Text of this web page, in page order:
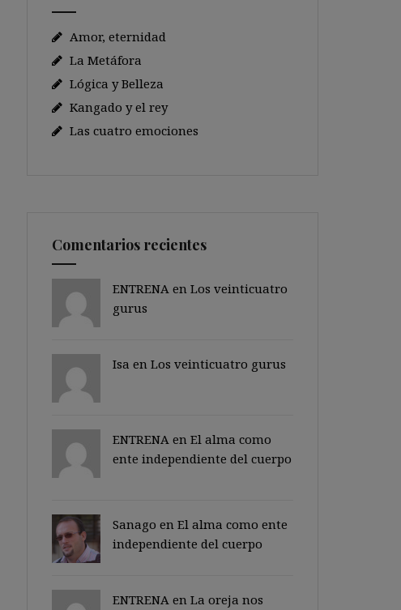
Amor, eternidad
La Metáfora
Lógica y Belleza
Kangado y el rey
Las cuatro emociones
Comentarios recientes
ENTRENA en Los veinticuatro
gurus
Isa en Los veinticuatro gurus
ENTRENA en El alma como
ente independiente del cuerpo
Sanago en El alma como ente
independiente del cuerpo
ENTRENA en La oreja nos